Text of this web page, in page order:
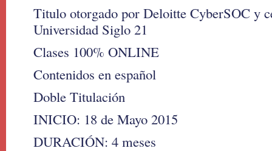
Titulo otorgado por Deloitte CyberSOC y
Universidad Siglo 21
Clases 100% ONLINE
Contenidos en español
Doble Titulación
INICIO: 18 de Mayo 2015
DURACIÓN: 4 meses